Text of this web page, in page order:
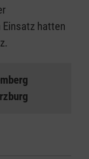
hatten